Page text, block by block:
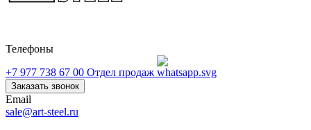
Телефоны
+7 977 738 67 00 Отдел продаж
Заказать звонок
Email
sale@art-steel.ru